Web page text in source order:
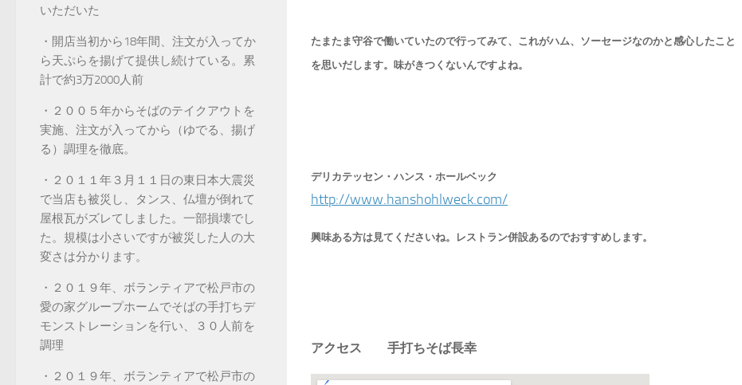
たまたま守谷で働いていたので行ってみて、これがハム、ソーセージなのかと感心したこと
を思いだします。味がきつくないんですよね。
デリカテッセン・ハンス・ホールベック
http://www.hanshohlweck.com/
興味ある方は見てくださいね。レストラン併設あるのでおすすめします。
アクセス 手打ちそば長幸
いただいた
・開店当初から18年間、注文が入ってか
ら天ぷらを揚げて提供し続けている。累
計で約3万2000人前
・２００５年からそばのテイクアウトを
実施、注文が入ってから（ゆでる、揚げ
る）調理を徹底。
・２０１１年３月１１日の東日本大震災
で当店も被災し、タンス、仏壇が倒れて
屋根瓦がズレてしました。一部損壊でし
た。規模は小さいですが被災した人の大
変さは分かります。
・２０１９年、ボランティアで松戸市の
愛の家グループホームでそばの手打ちデ
モンストレーションを行い、３０人前を
調理
・２０１９年、ボランティアで松戸市の